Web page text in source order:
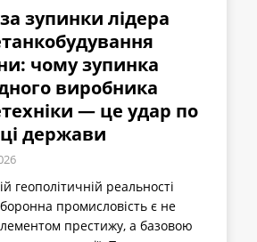
зупинки лідера
чому зупинка
виробника
— це удар по
держави
геополітичній реальності
промисловість є не
престижу, а базовою